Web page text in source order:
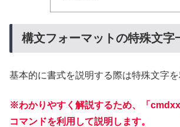
構文フォーマットの特殊文字
基本的に書式を説明する際は特殊文字を
※わかりやすく解説するため、「
コマンドを利用して説明します。